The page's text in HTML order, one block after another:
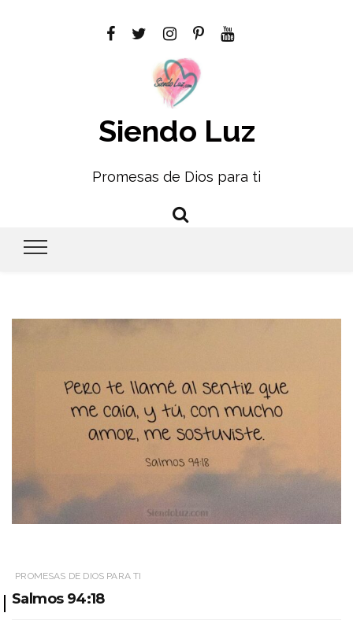
Siendo Luz
Promesas de Dios para ti
PROMESAS DE DIOS PARA TI
Salmos 94:18